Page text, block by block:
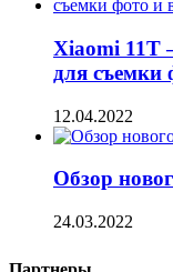
Xiaomi 11T
для съемки
12.04.2022
Обзор
24.03.2022